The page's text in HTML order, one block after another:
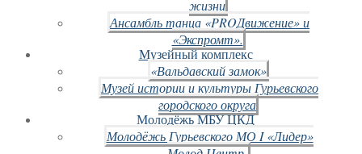
жизни
Ансамбль танца «PROДвижение» и
«Экспромт».
Музейный комплекс
«Вальдавский замок»
Музей истории и культуры Гурьевского
городского округа
Молодёжь МБУ ЦКД
Молодёжь Гурьевского МО I «Лидер»